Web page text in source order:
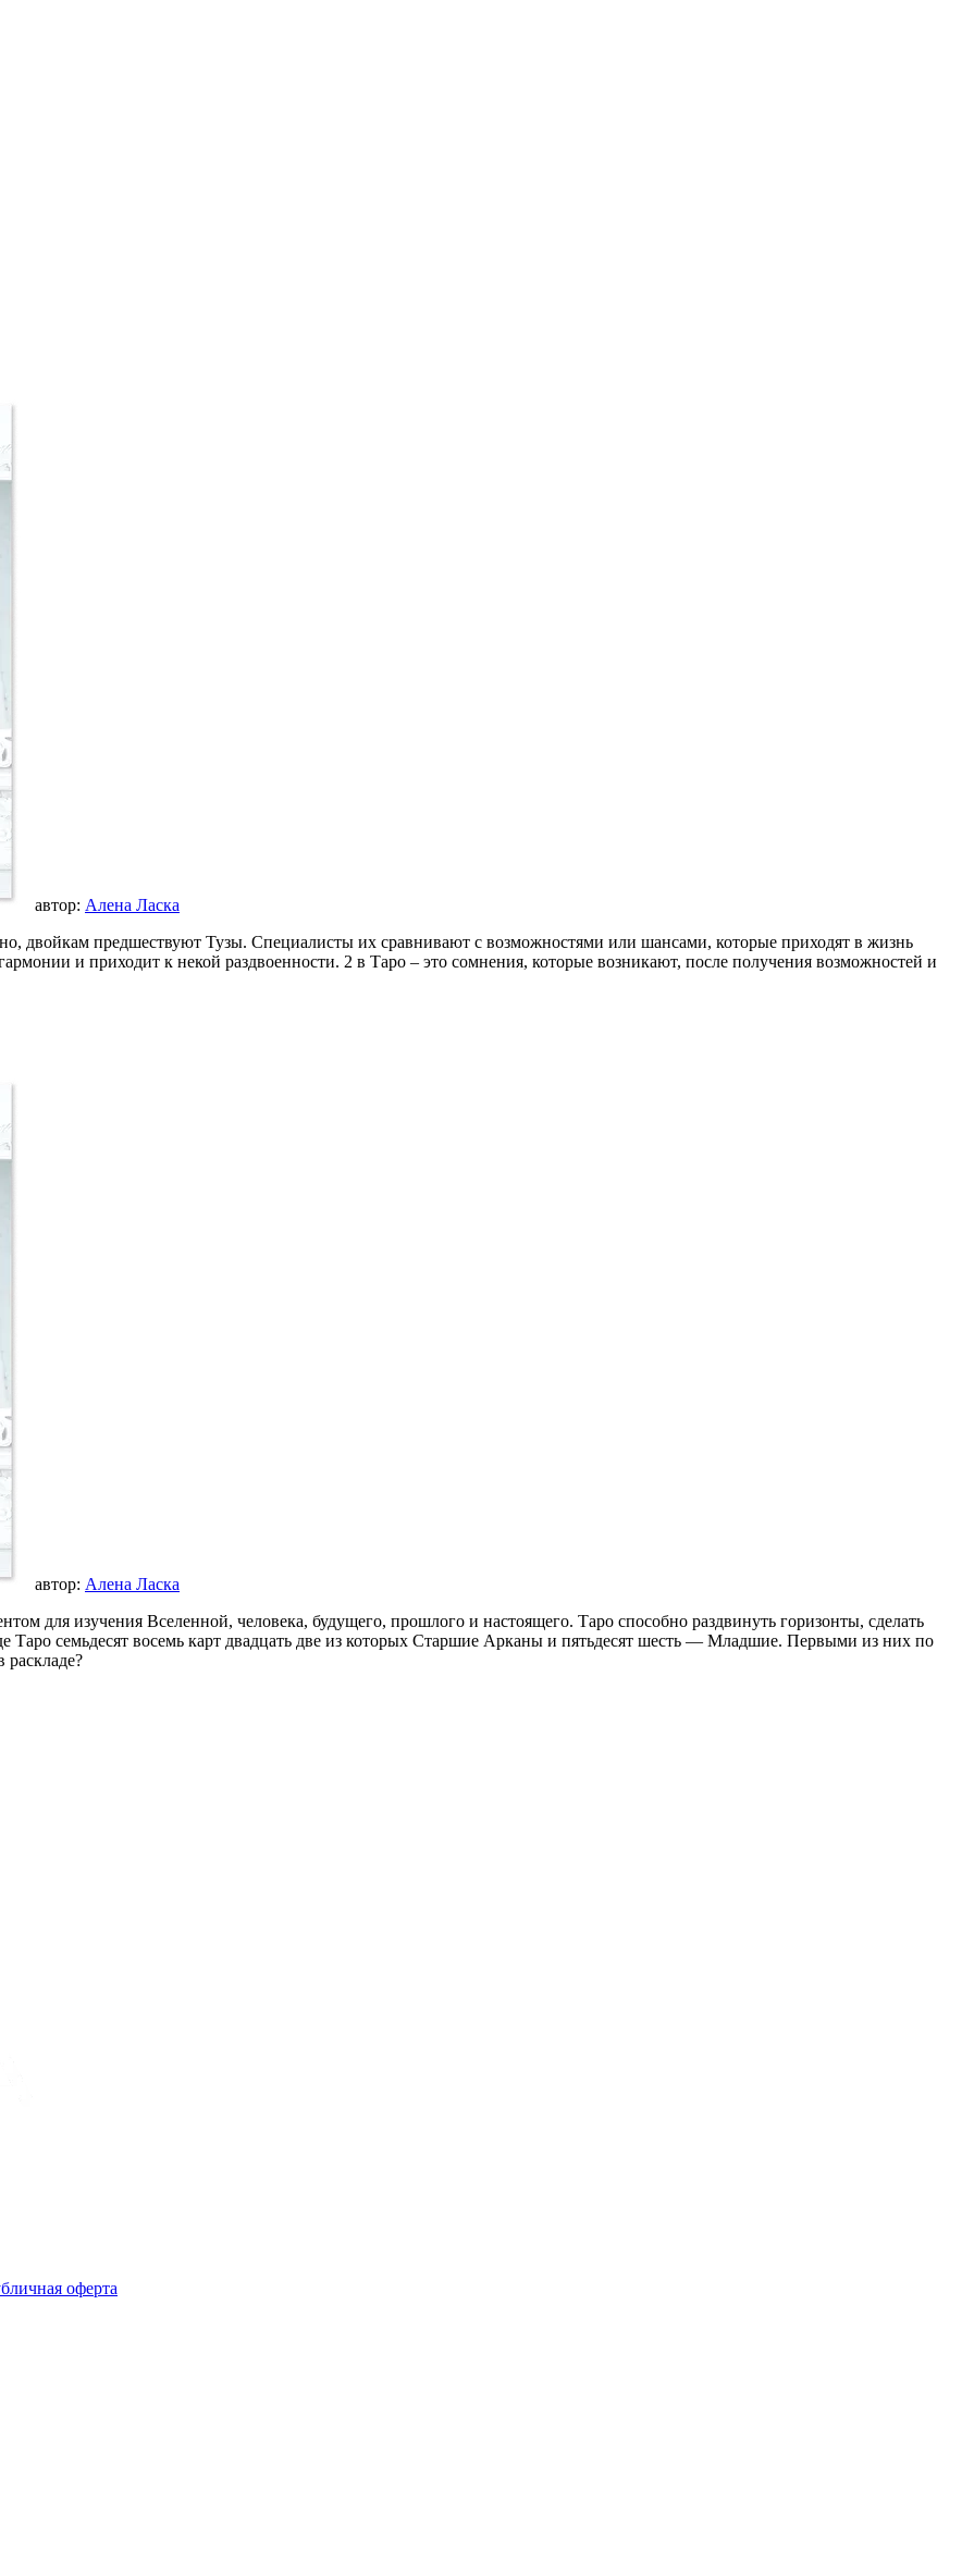
автор: Алена Ласка
двойкам предшествуют Тузы. Специалисты их сравнивают с возможностями или шансами, которые приходят в жизнь
и приходит к некой раздвоенности. 2 в Таро – это сомнения, которые возникают, после получения возможностей и
автор: Алена Ласка
для изучения Вселенной, человека, будущего, прошлого и настоящего. Таро способно раздвинуть горизонты, сделать
Таро семьдесят восемь карт двадцать две из которых Старшие Арканы и пятьдесят шесть — Младшие. Первыми из них по
раскладе?
оферта